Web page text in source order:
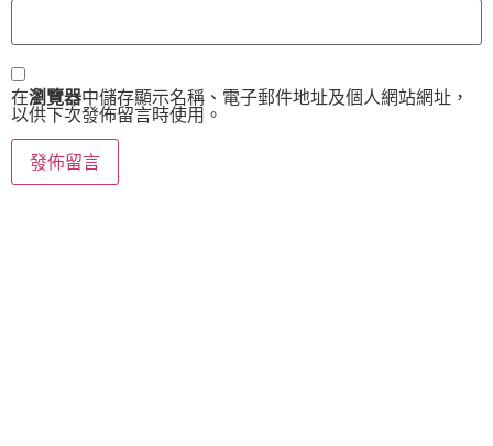
在瀏覽器中儲存顯示名稱、電子郵件地址及個人網站網址，
以供下次發佈留言時使用。